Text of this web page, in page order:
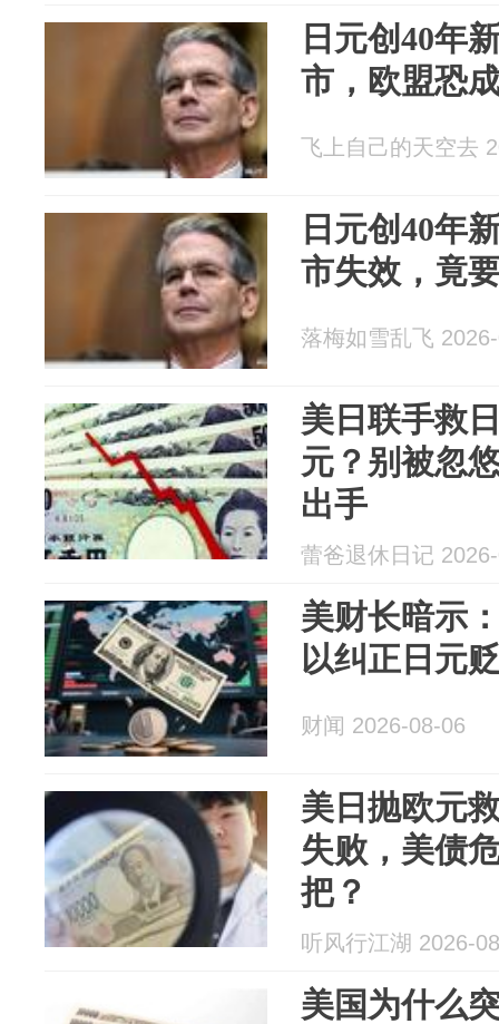
日元创40年
市，欧盟恐
飞上自己的天空去
日元创40年
市失效，竟
落梅如雪乱飞
美日联手救
元？别被忽
出手
蕾爸退休日记
美财长暗示
以纠正日元
财闻 2026-08-06
美日抛欧元
失败，美债
把？
听风行江湖 2026-
美国为什么